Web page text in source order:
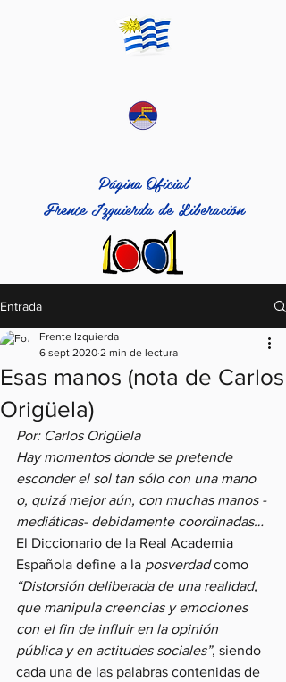
Página Oficial
Frente Izquierda de Liberación
Entrada
Esas manos (nota de Carlos
Origüela)
Frente Izquierda
6 sept 2020 2 min de lectura
Por: Carlos Origüela
Hay momentos donde se pretende
esconder el sol tan sólo con una mano
o, quizá mejor aún, con muchas manos -
mediáticas- debidamente coordinadas…
El Diccionario de la Real Academia
Española define a la posverdad como
“Distorsión deliberada de una realidad,
que manipula creencias y emociones
con el fin de influir en la opinión
pública y en actitudes sociales”, siendo
cada una de las palabras contenidas de